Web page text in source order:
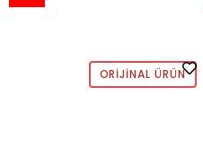
ORIJINAL ÜRÜN